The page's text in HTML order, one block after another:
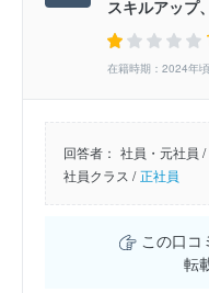
スキルアップ
在籍時期：2024年
回答者： 社員・元社員 /
社員クラス / 正社員
この口コ
転